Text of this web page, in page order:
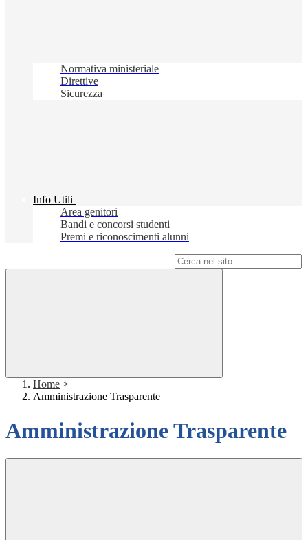
Normativa ministeriale
Direttive
Sicurezza
Info Utili
Area genitori
Bandi e concorsi studenti
Premi e riconoscimenti alunni
Home >
Amministrazione Trasparente
Amministrazione Trasparente